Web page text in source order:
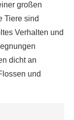
großen
Tiere sind
Verhalten und
dicht an
und